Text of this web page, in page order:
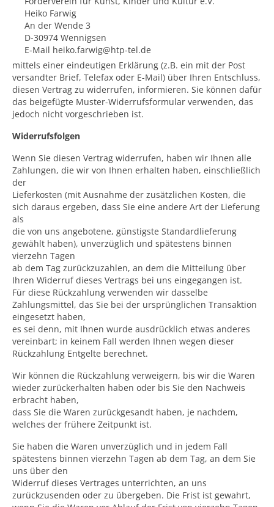
Heiko Farwig
An der Wende 3
D-30974 Wennigsen
E-Mail heiko.farwig@htp-tel.de
mittels einer eindeutigen Erklärung (z.B. ein mit der Post
versandter Brief, Telefax oder E-Mail) über Ihren Entschluss,
diesen Vertrag zu widerrufen, informieren. Sie können dafür
das beigefügte Muster-Widerrufsformular verwenden, das
jedoch nicht vorgeschrieben ist.
Widerrufsfolgen
Wenn Sie diesen Vertrag widerrufen, haben wir Ihnen alle
Zahlungen, die wir von Ihnen erhalten haben, einschließlich
der
Lieferkosten (mit Ausnahme der zusätzlichen Kosten, die
sich daraus ergeben, dass Sie eine andere Art der Lieferung
als
die von uns angebotene, günstigste Standardlieferung
gewählt haben), unverzüglich und spätestens binnen
vierzehn Tagen
ab dem Tag zurückzuzahlen, an dem die Mitteilung über
Ihren Widerruf dieses Vertrags bei uns eingegangen ist.
Für diese Rückzahlung verwenden wir dasselbe
Zahlungsmittel, das Sie bei der ursprünglichen Transaktion
eingesetzt haben,
es sei denn, mit Ihnen wurde ausdrücklich etwas anderes
vereinbart; in keinem Fall werden Ihnen wegen dieser
Rückzahlung Entgelte berechnet.
Wir können die Rückzahlung verweigern, bis wir die Waren
wieder zurückerhalten haben oder bis Sie den Nachweis
erbracht haben,
dass Sie die Waren zurückgesandt haben, je nachdem,
welches der frühere Zeitpunkt ist.
Sie haben die Waren unverzüglich und in jedem Fall
spätestens binnen vierzehn Tagen ab dem Tag, an dem Sie
uns über den
Widerruf dieses Vertrages unterrichten, an uns
zurückzusenden oder zu übergeben. Die Frist ist gewahrt,